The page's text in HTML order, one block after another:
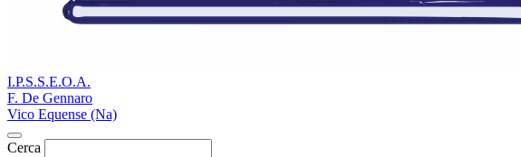
I.P.S.S.E.O.A.
F. De Gennaro
Vico Equense (Na)
Cerca